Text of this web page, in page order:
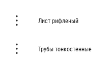
Лист рифленый
Трубы тонкостенные